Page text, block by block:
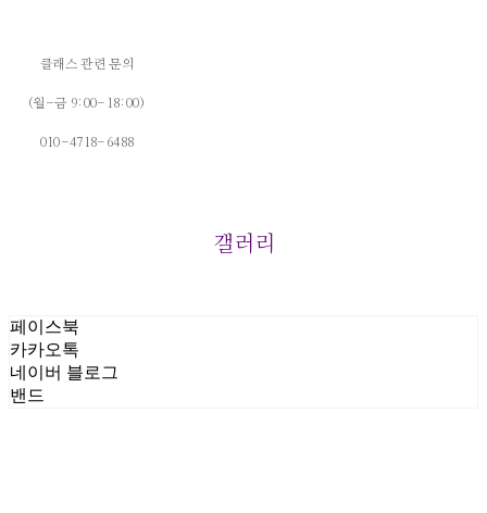
클래스 관련 문의
(월-금 9:00-18:00)
010-4718-6488
갤러리
페이스북
카카오톡
네이버 블로그
밴드